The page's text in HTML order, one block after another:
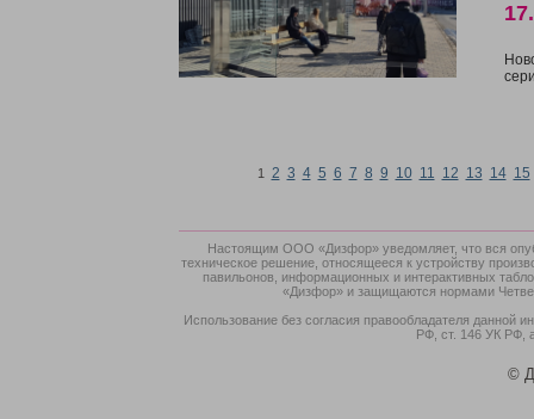
1 2 3 4 5 6 7 8 9 10 11 12 13 14 15
Настоящим ООО «Дизфор» уведомляет, что вся
техническое решение, относящееся к устройству
павильонов, информационных и интерактивных
«Дизфор» и защищаются нормами
Использование без согласия правообладателя данной
РФ, ст. 146 УК РФ,
©